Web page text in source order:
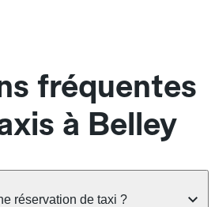
fréquentes
à Belley
réservation de taxi ?